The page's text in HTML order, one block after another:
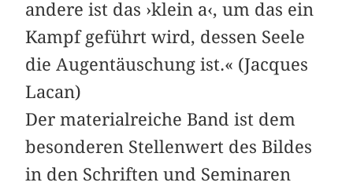
andere ist das ›klein a‹, um das ein
Kampf geführt wird, dessen Seele
die Augentäuschung ist.« (Jacques
Lacan)
Der materialreiche Band ist dem
besonderen Stellenwert des Bildes
in den Schriften und Seminaren